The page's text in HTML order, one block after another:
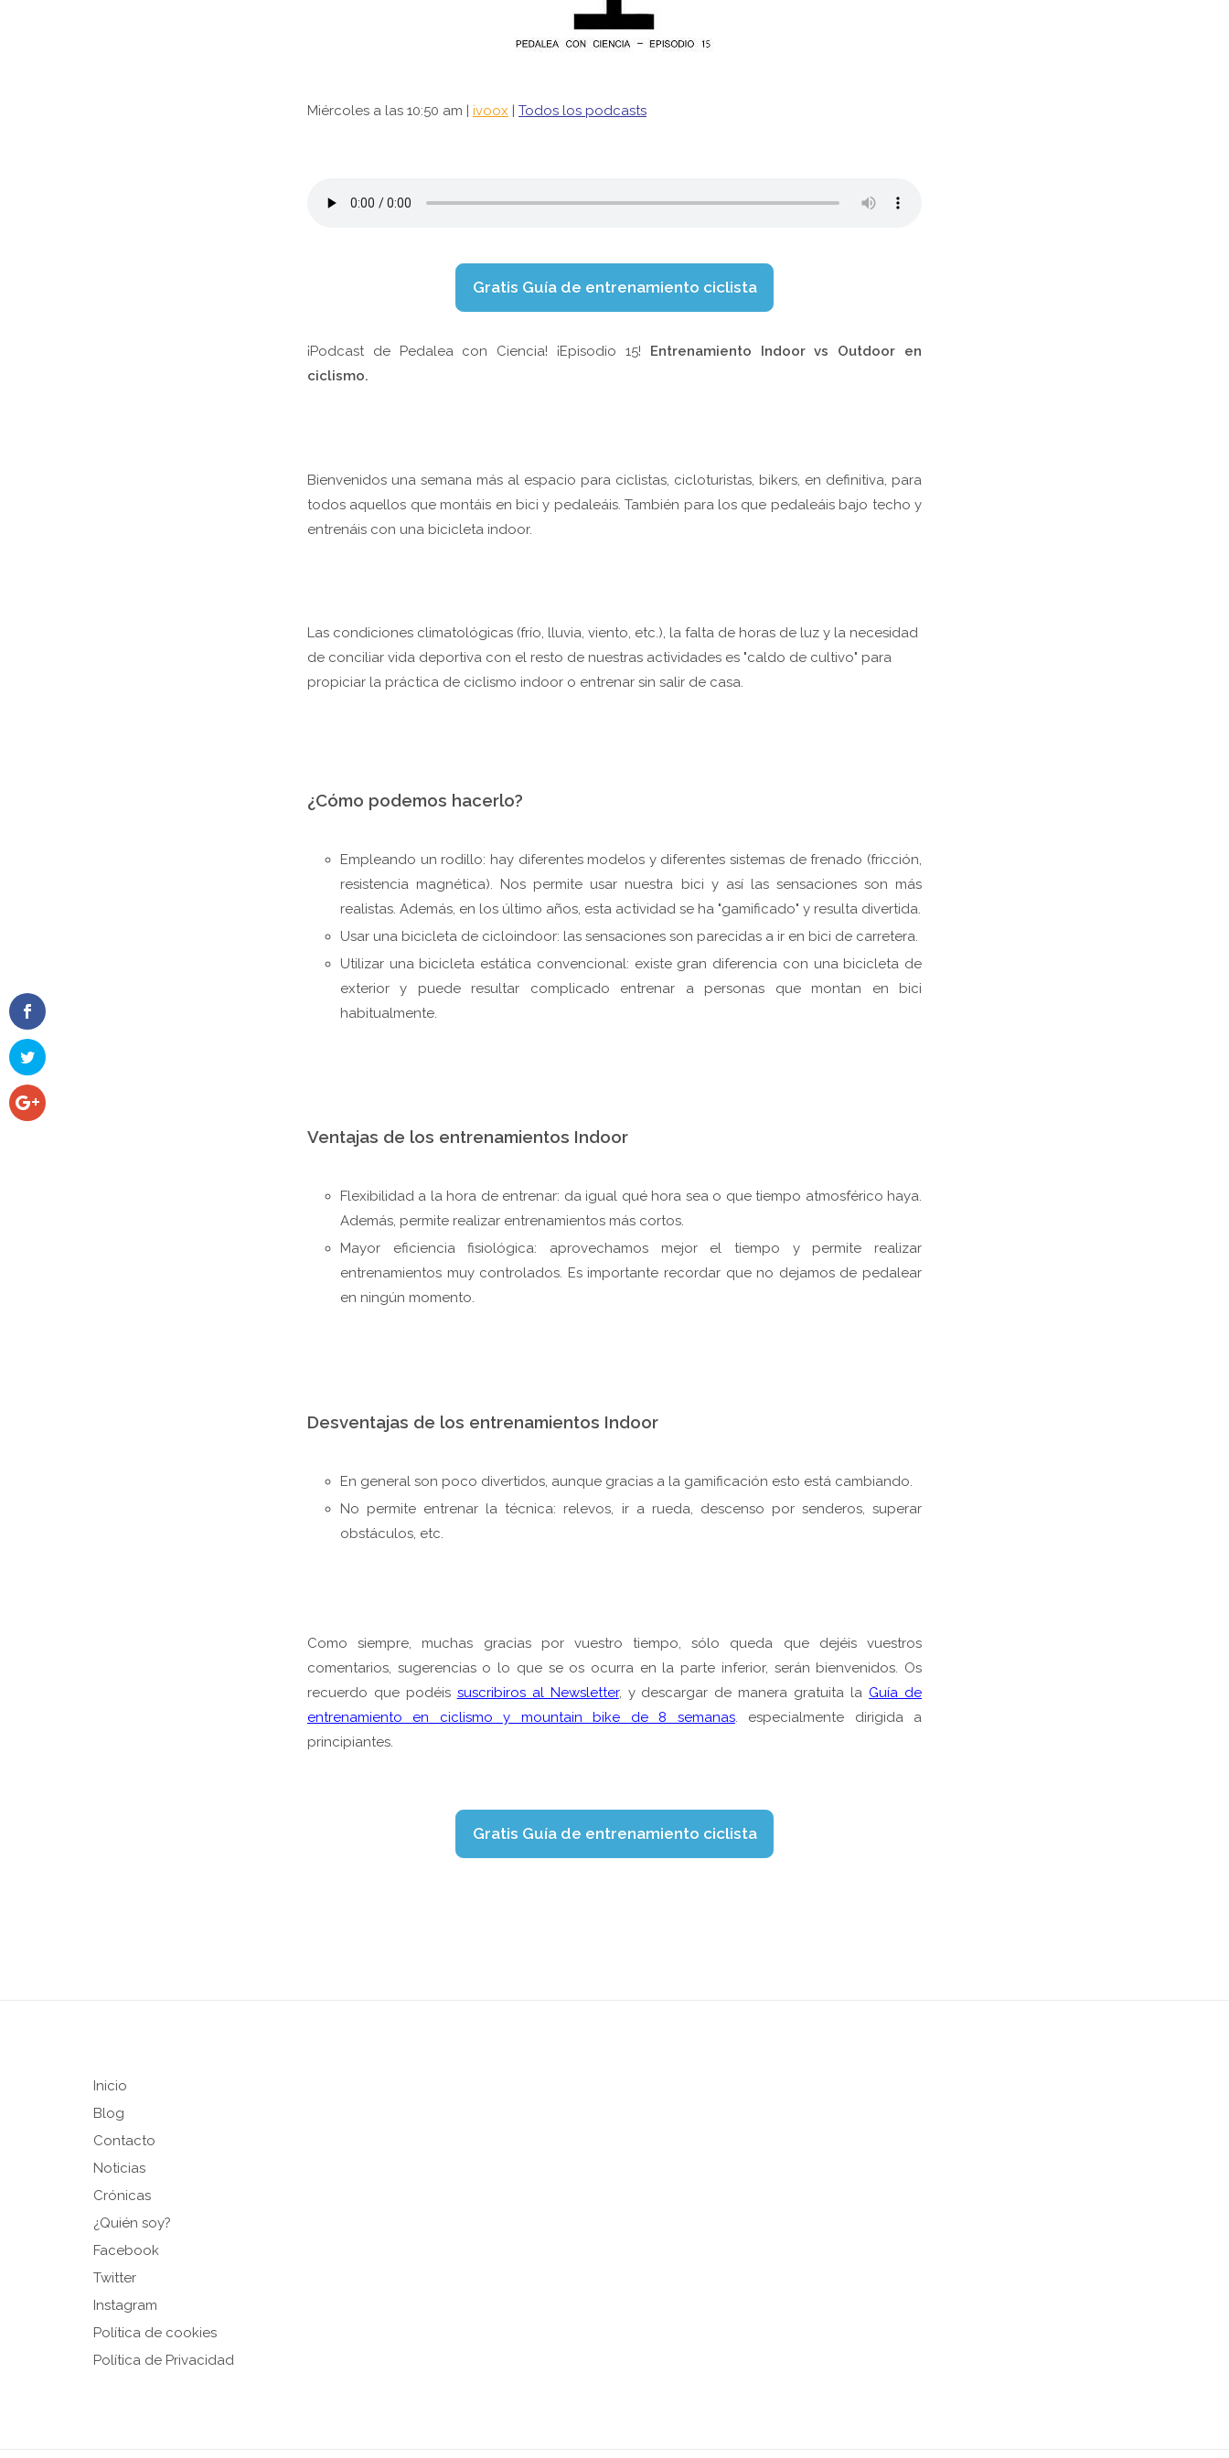
Miércoles a las 10:50 am | ivoox | Todos los podcasts
Gratis Guía de entrenamiento ciclista
¡Podcast de Pedalea con Ciencia! ¡Episodio 15! Entrenamiento Indoor vs Outdoor en
ciclismo.
Bienvenidos una semana más al espacio para ciclistas, cicloturistas, bikers, en definitiva, para
todos aquellos que montáis en bici y pedaleáis. También para los que pedaleáis bajo techo y
entrenáis con una bicicleta indoor.
Las condiciones climatológicas (frío, lluvia, viento, etc.), la falta de horas de luz y la necesidad
de conciliar vida deportiva con el resto de nuestras actividades es "caldo de cultivo" para
propiciar la práctica de ciclismo indoor o entrenar sin salir de casa.
¿Cómo podemos hacerlo?
Empleando un rodillo: hay diferentes modelos y diferentes sistemas de frenado (fricción,
resistencia magnética). Nos permite usar nuestra bici y así las sensaciones son más
realistas. Además, en los último años, esta actividad se ha "gamificado" y resulta divertida.
Usar una bicicleta de cicloindoor: las sensaciones son parecidas a ir en bici de carretera.
Utilizar una bicicleta estática convencional: existe gran diferencia con una bicicleta de
exterior y puede resultar complicado entrenar a personas que montan en bici
habitualmente.
Ventajas de los entrenamientos Indoor
Flexibilidad a la hora de entrenar: da igual qué hora sea o que tiempo atmosférico haya.
Además, permite realizar entrenamientos más cortos.
Mayor eficiencia fisiológica: aprovechamos mejor el tiempo y permite realizar
entrenamientos muy controlados. Es importante recordar que no dejamos de pedalear
en ningún momento.
Desventajas de los entrenamientos Indoor
En general son poco divertidos, aunque gracias a la gamificación esto está cambiando.
No permite entrenar la técnica: relevos, ir a rueda, descenso por senderos, superar
obstáculos, etc.
Como siempre, muchas gracias por vuestro tiempo, sólo queda que dejéis vuestros
comentarios, sugerencias o lo que se os ocurra en la parte inferior, serán bienvenidos. Os
recuerdo que podéis suscribiros al Newsletter, y descargar de manera gratuita la Guía de
entrenamiento en ciclismo y mountain bike de 8 semanas. especialmente dirigida a
principiantes.
Gratis Guía de entrenamiento ciclista
Inicio
Blog
Contacto
Noticias
Crónicas
¿Quién soy?
Facebook
Twitter
Instagram
Política de cookies
Política de Privacidad